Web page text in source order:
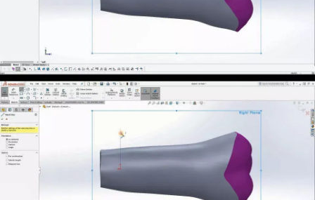
Метрологический PRIME
Роботизированный Proton
3D-СКАНЕРЫ
RANGEVISION
Контакты
Новости
Компания